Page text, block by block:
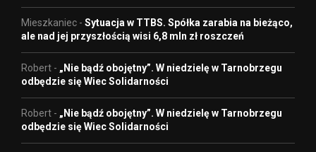
Mieszkaniec - Sytuacja w TTBS. Spółka zarabia na bieżąco,
ale nad jej przyszłością wisi 6,8 mln zł roszczeń
Robert - „Nie bądź obojętny”. W niedzielę w Tarnobrzegu
odbędzie się Wiec Solidarności
Robert - „Nie bądź obojętny”. W niedzielę w Tarnobrzegu
odbędzie się Wiec Solidarności